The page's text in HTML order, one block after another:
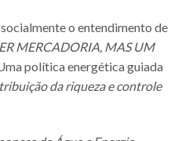
o entendimento de
MERCADORIA, MAS UM
política energética guiada
da riqueza e controle